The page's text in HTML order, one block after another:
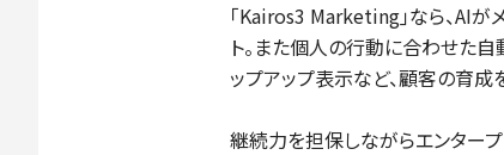
｢Kairos3 Marketing｣なら、AIが
ト。また個人の行動に合わせた
ップアップ表示など、顧客の育成
継続力を担保しながらエンター